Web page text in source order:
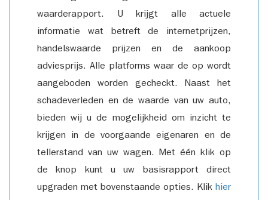
waarderapport. U krijgt alle actuele
informatie wat betreft de internetprijzen,
handelswaarde prijzen en de aankoop
adviesprijs. Alle platforms waar de op wordt
aangeboden worden gecheckt. Naast het
schadeverleden en de waarde van uw auto,
bieden wij u de mogelijkheid om inzicht te
krijgen in de voorgaande eigenaren en de
tellerstand van uw wagen. Met één klik op
de knop kunt u uw basisrapport direct
upgraden met bovenstaande opties. Klik hier